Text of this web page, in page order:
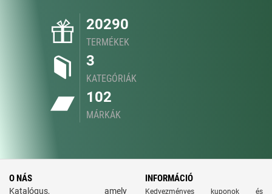
20290
TERMÉKEK
3
KATEGÓRIÁK
102
MÁRKÁK
O NÁS
Katalógus, amely
INFORMÁCIÓ
Kedvezményes kuponok és